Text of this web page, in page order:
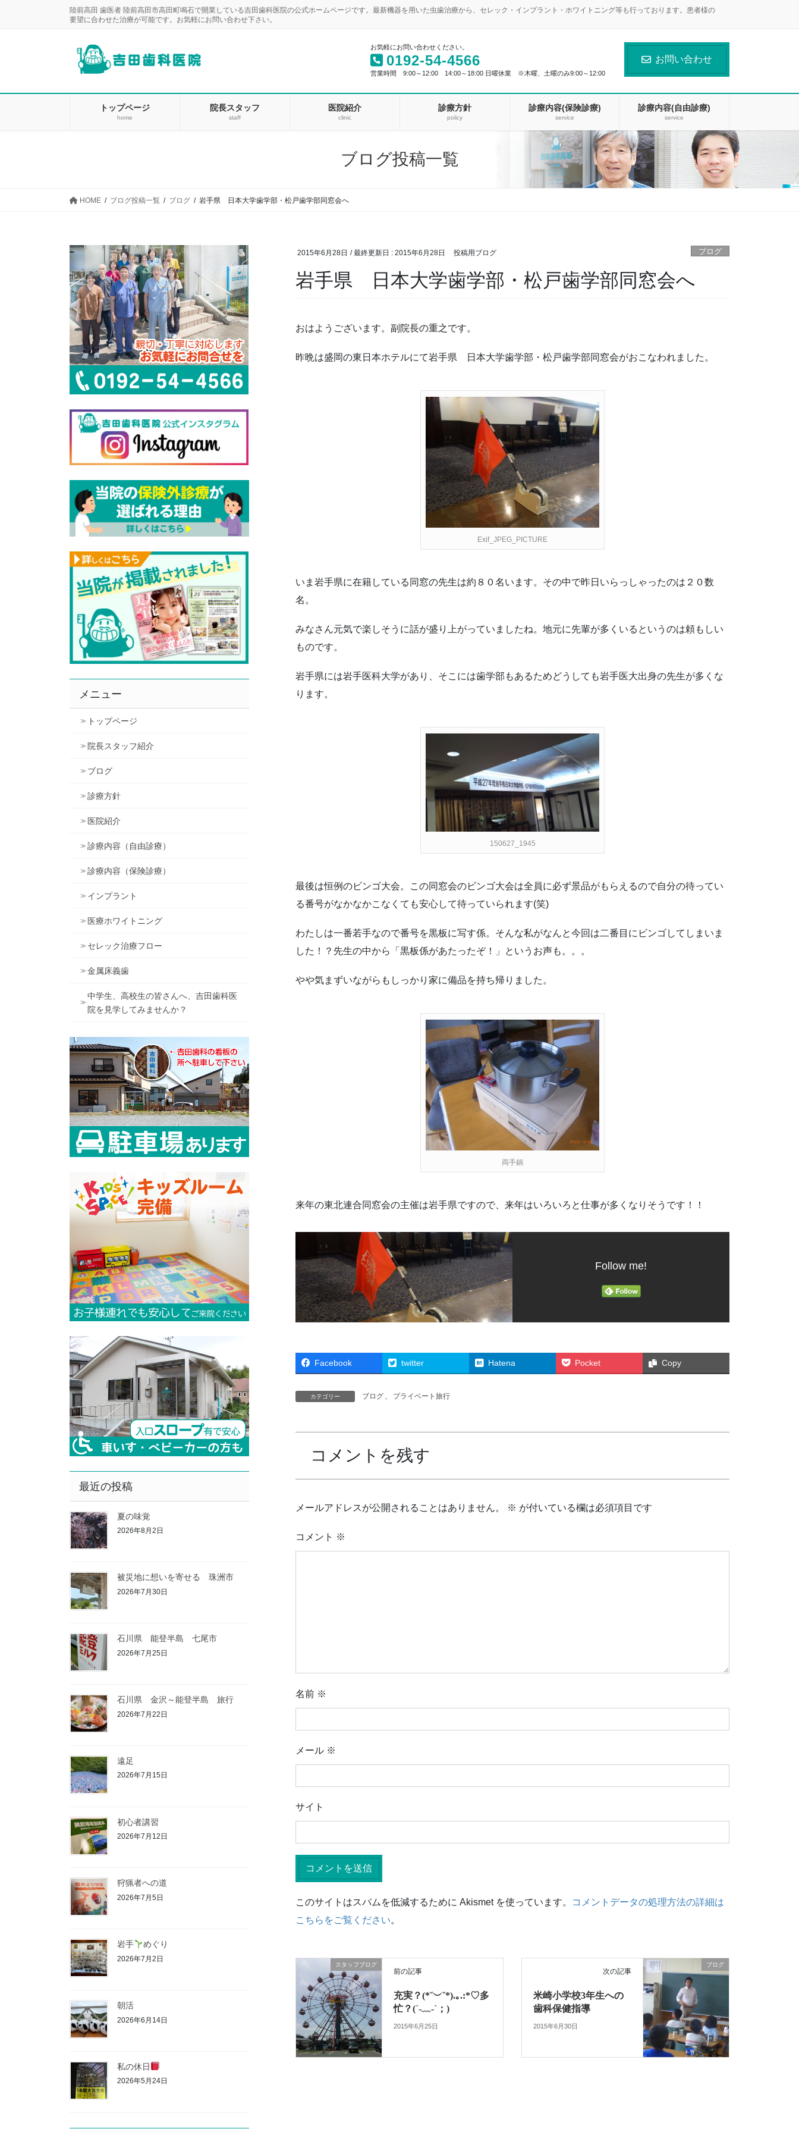
移
ン
陸前高田 歯医者 陸前高田市高田町鳴石で開業している吉田歯科医院の公式ホームページです。最新機器を用いた虫歯治療から、セレック・インプラント・ホワイトニング等も行っております。患者様の
要望に合わせた治療が可能です。お気軽にお問い合わせ下さい。
お気軽にお問い合わせください。
0192-54-4566
営業時間 9:00～12:00 14:00～18:00 日曜休業 ※木曜、土曜のみ9:00～12:00
お問い合わせ
トップページ
home
院長スタッフ
staff
医院紹介
clinic
診療方針
policy
診療内容(保険診療)
service
診療内容(自由診療)
service
ブログ投稿一覧
HOME ブログ投稿一覧 ブログ 岩手県 日本大学歯学部・松戸歯学部同窓会へ
2015年6月28日 / 最終更新日 : 2015年6月28日 投稿用ブログ ブログ
岩手県 日本大学歯学部・松戸歯学部同窓会へ
おはようございます。副院長の重之です。
昨晩は盛岡の東日本ホテルにて岩手県 日本大学歯学部・松戸歯学部同窓会がおこなわれました。
Exif_JPEG_PICTURE
いま岩手県に在籍している同窓の先生は約８０名います。その中で昨日いらっしゃったのは２０数
名。
みなさん元気で楽しそうに話が盛り上がっていましたね。地元に先輩が多くいるというのは頼もしい
ものです。
岩手県には岩手医科大学があり、そこには歯学部もあるためどうしても岩手医大出身の先生が多くな
ります。
150627_1945
最後は恒例のビンゴ大会。この同窓会のビンゴ大会は全員に必ず景品がもらえるので自分の待ってい
る番号がなかなかこなくても安心して待っていられます(笑)
わたしは一番若手なので番号を黒板に写す係。そんな私がなんと今回は二番目にビンゴしてしまいま
した！？先生の中から「黒板係があたったぞ！」というお声も。。。
やや気まずいながらもしっかり家に備品を持ち帰りました。
両手鍋
来年の東北連合同窓会の主催は岩手県ですので、来年はいろいろと仕事が多くなりそうです！！
Follow me!
Facebook twitter Hatena Pocket Copy
カテゴリー ブログ プライベート旅行
コメントを残す
メールアドレスが公開されることはありません。 ※ が付いている欄は必須項目です
コメント ※
名前 ※
メール ※
サイト
このサイトはスパムを低減するために Akismet を使っています。
コメントデータの処理方法の詳細は
こちらをご覧ください。
スタッフブログ
前の記事
充実？(*˘︶˘*).｡.:*♡多
忙？(´-﹏-`；)
2015年6月25日
ブログ
次の記事
米崎小学校3年生への
歯科保健指導
2015年6月30日
メニュー
トップページ
院長スタッフ紹介
ブログ
診療方針
医院紹介
診療内容（自由診療）
診療内容（保険診療）
インプラント
医療ホワイトニング
セレック治療フロー
金属床義歯
中学生、高校生の皆さんへ、吉田歯科医
院を見学してみませんか？
最近の投稿
夏の味覚
2026年8月2日
被災地に想いを寄せる 珠洲市
2026年7月30日
石川県 能登半島 七尾市
2026年7月25日
石川県 金沢～能登半島 旅行
2026年7月22日
遠足
2026年7月15日
初心者講習
2026年7月12日
狩猟者への道
2026年7月5日
岩手 めぐり
2026年7月2日
朝活
2026年6月14日
私の休日
2026年5月24日